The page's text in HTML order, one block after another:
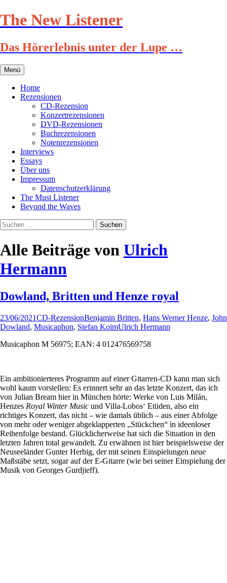
Zum
Inhalt
The New Listener
Das Hörerlebnis unter der Lupe …
Menü
Home
Rezensionen
CD-Rezension
Konzertrezensionen
DVD-Rezensionen
Buchrezensionen
Notenrezensionen
Interviews
Essays
Über uns
Impressum
Datenschutzerklärung
The Must Listener
Beyond the Waves
Suchen
nach:
Alle Beiträge von Ulrich
Hermann
Dowland, Britten und Henze royal
23/06/2021CD-RezensionBenjamin Britten, Hans Werner Henze, John
Dowland, Musicaphon, Stefan KoimUlrich Hermann
Musicaphon M 56975; EAN: 4 012476569758
Ein ambitionierteres Programm auf einer Gitarren-CD kann man sich
wohl kaum vorstellen: Es erinnert sehr an das letzte Konzert, das ich
von Julian Bream hier in München hörte: Werke von Luis Milán,
Henzes Royal Winter Music und Villa-Lobos‘ Etüden, also ein
richtiges Konzert, das nicht – wie damals üblich – aus einer Abfolge
von mehr oder weniger abgeklapperten „Stückchen“ in ideenloser
Reihenfolge bestand. Glücklicherweise hat sich die Situation in den
letzten Jahren total gewandelt. Zu erwähnen ist hier beispielsweise der
Neuseeländer Gunter Herbig, der mit seinen Einspielungen neue
Maßstäbe setzt, sogar auf der E-Gitarre (wie bei seiner Einspielung der
Musik von Georges Gurdjieff).